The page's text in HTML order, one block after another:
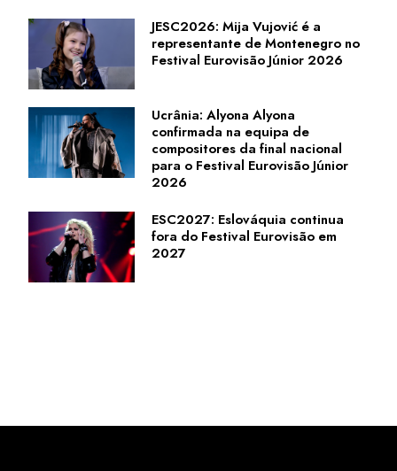
JESC2026: Mija Vujović é a
representante de Montenegro no
Festival Eurovisão Júnior 2026
Ucrânia: Alyona Alyona
confirmada na equipa de
compositores da final nacional
para o Festival Eurovisão Júnior
2026
ESC2027: Eslováquia continua
fora do Festival Eurovisão em
2027